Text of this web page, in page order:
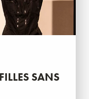
SANS